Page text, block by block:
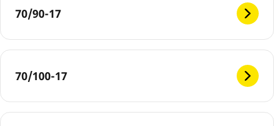
70/90-17
70/100-17